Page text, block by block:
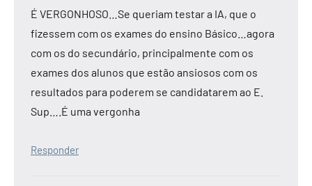
É VERGONHOSO…Se queriam testar a IA, que o
fizessem com os exames do ensino Básico…agora
com os do secundário, principalmente com os
exames dos alunos que estão ansiosos com os
resultados para poderem se candidatarem ao E.
Sup….É uma vergonha
Responder